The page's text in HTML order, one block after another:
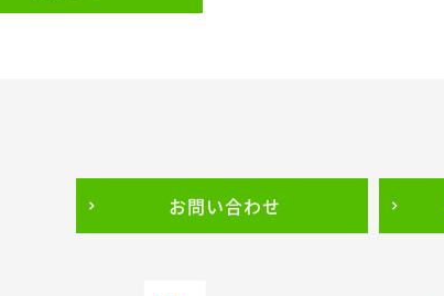
お問い合わせ